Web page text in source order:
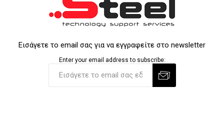
Εισάγετε το email σας για να εγγραφείτε στο newsletter
Enter your email address to subscribe: